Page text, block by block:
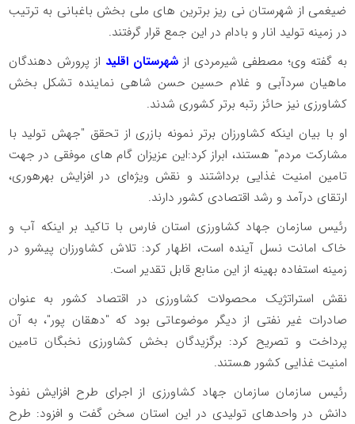
ضیغمی از شهرستان نی ریز برترین های ملی بخش باغبانی به ترتیب
در زمینه تولید انار و بادام در این جمع قرار گرفتند.
به گفته وی؛ مصطفی شیرمردی از شهرستان اقلید از پرورش دهندگان
ماهیان سردآبی و غلام حسین حسن شاهی نماینده تشکل بخش
کشاورزی نیز حائز رتبه برتر کشوری شدند.
او با بیان اینکه کشاورزان برتر نمونه بازری از تحقق "جهش تولید با
مشارکت مردم" هستند، ابراز کرد:این عزیزان گام های موفقی در جهت
تامین امنیت غذایی برداشتند و نقش ویژه‌ای در افزایش بهره‎وری،
ارتقای درآمد و رشد اقتصادی کشور دارند.
رئیس سازمان جهاد کشاورزی استان فارس با تاکید بر اینکه آب و
خاک امانت نسل آینده است، اظهار کرد: تلاش کشاورزان پیشرو در
زمینه استفاده بهینه از این منابع قابل تقدیر است.
نقش استراتژیک محصولات کشاورزی در اقتصاد کشور به عنوان
صادرات غیر نفتی از دیگر موضوعاتی بود که "دهقان پور"، به آن
پرداخت و تصریح کرد: برگزیدگان بخش کشاورزی نخبگان تامین
امنیت غذایی کشور هستند.
رئیس سازمان سازمان جهاد کشاورزی از اجرای طرح افزایش نفوذ
دانش در واحد‌های تولیدی در این استان سخن گفت و افزود: طرح